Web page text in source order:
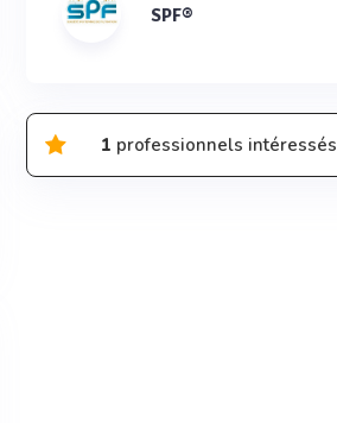
SPF®
1 professionnels intéressés